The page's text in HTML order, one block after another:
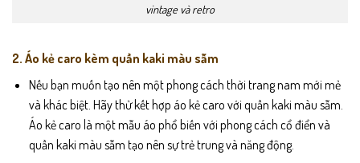
vintage và retro
2. Áo kẻ caro kèm quần kaki màu sẫm
Nếu bạn muốn tạo nên một phong cách thời trang nam mới mẻ
và khác biệt. Hãy thử kết hợp áo kẻ caro với quần kaki màu sẫm.
Áo kẻ caro là một mẫu áo phổ biến với phong cách cổ điển và
quần kaki màu sẫm tạo nên sự trẻ trung và năng động.